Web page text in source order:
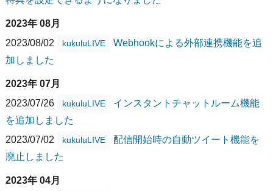
2023年 08月
2023/08/02
kukuluLIVE
Webhookによる外部連携機能を追
加しました
2023年 07月
2023/07/26
kukuluLIVE
インスタントチャットルーム機能
を追加しました
2023/07/02
kukuluLIVE
配信開始時の自動ツイート機能を
廃止しました
2023年 04月